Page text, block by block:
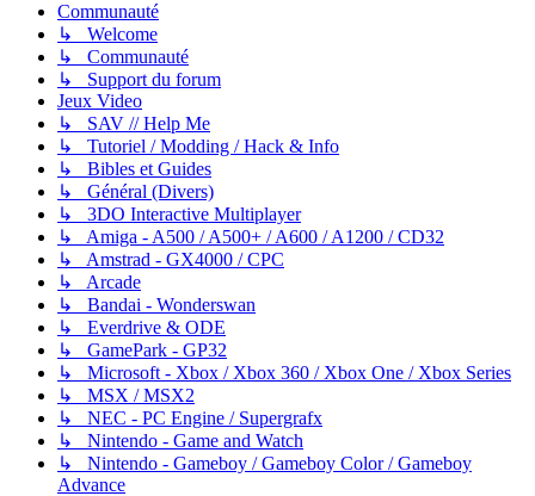
Communauté
↳ Welcome
↳ Communauté
↳ Support du forum
Jeux Video
↳ SAV // Help Me
↳ Tutoriel / Modding / Hack & Info
↳ Bibles et Guides
↳ Général (Divers)
↳ 3DO Interactive Multiplayer
↳ Amiga - A500 / A500+ / A600 / A1200 / CD32
↳ Amstrad - GX4000 / CPC
↳ Arcade
↳ Bandai - Wonderswan
↳ Everdrive & ODE
↳ GamePark - GP32
↳ Microsoft - Xbox / Xbox 360 / Xbox One / Xbox Series
↳ MSX / MSX2
↳ NEC - PC Engine / Supergrafx
↳ Nintendo - Game and Watch
↳ Nintendo - Gameboy / Gameboy Color / Gameboy
Advance